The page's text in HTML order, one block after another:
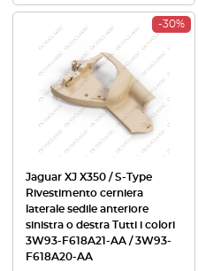
-30%
Jaguar XJ X350 / S-Type
Rivestimento cerniera
laterale sedile anteriore
sinistra o destra Tutti i colori
3W93-F618A21-AA / 3W93-
F618A20-AA